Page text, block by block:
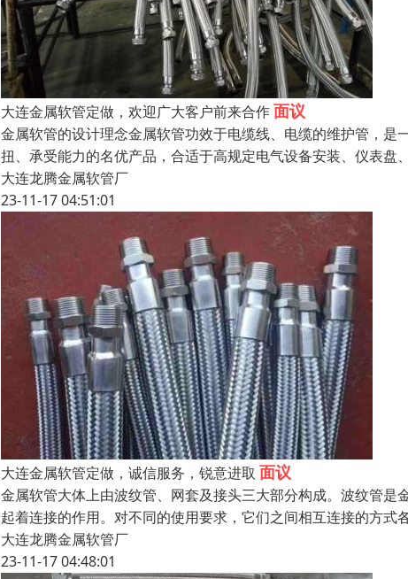
大连金属软管定做，欢迎广大客户前来合作面议
金属软管的设计理念金属软管功效于电缆线、电缆的维护管，
扭、承受能力的名优产品，合适于高规定电气设备安装、仪表
大连龙腾金属软管厂
23-11-17 04:51:01
大连金属软管定做，诚信服务，锐意进取 面议
金属软管大体上由波纹管、网套及接头三大部分构成。波纹管
起着连接的作用。对不同的使用要求，它们之间相互连接的方
大连龙腾金属软管厂
23-11-17 04:48:01